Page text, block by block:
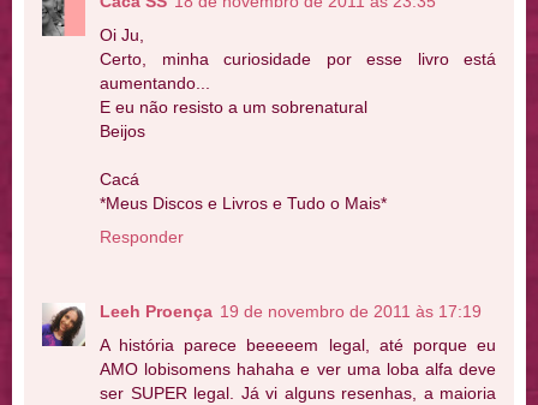
Oi Ju,
Certo, minha curiosidade por esse livro está
aumentando...
E eu não resisto a um sobrenatural
Beijos
Cacá
*Meus Discos e Livros e Tudo o Mais*
Responder
Leeh Proença 19 de novembro de 2011 às 17:19
A história parece beeeeem legal, até porque eu
AMO lobisomens hahaha e ver uma loba alfa deve
ser SUPER legal. Já vi alguns resenhas, a maioria